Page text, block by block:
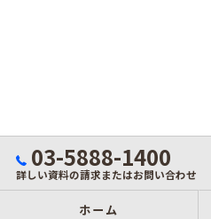
03-5888-1400
詳しい資料の請求またはお問い合わせ
ホーム